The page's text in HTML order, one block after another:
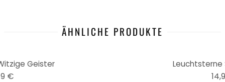
ÄHNLICHE PRODUKTE
Geister
€
Leuchtsterne